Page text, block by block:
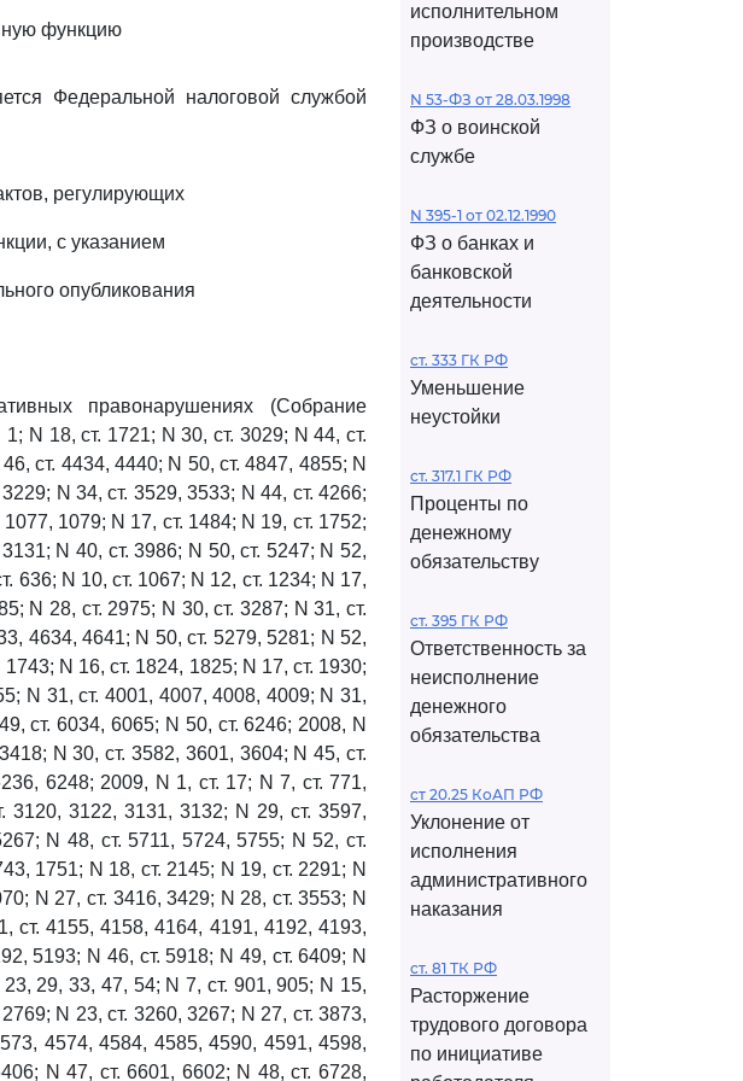
функцию
Федеральной налоговой службой
регулирующих
с указанием
опубликования
правонарушениях (Собрание
N 18, ст. 1721; N 30, ст. 3029; N 44, ст.
ст. 4434, 4440; N 50, ст. 4847, 4855; N
N 34, ст. 3529, 3533; N 44, ст. 4266;
1079; N 17, ст. 1484; N 19, ст. 1752;
N 40, ст. 3986; N 50, ст. 5247; N 52,
636; N 10, ст. 1067; N 12, ст. 1234; N 17,
N 28, ст. 2975; N 30, ст. 3287; N 31, ст.
4634, 4641; N 50, ст. 5279, 5281; N 52,
N 16, ст. 1824, 1825; N 17, ст. 1930;
N 31, ст. 4001, 4007, 4008, 4009; N 31,
ст. 6034, 6065; N 50, ст. 6246; 2008, N
N 30, ст. 3582, 3601, 3604; N 45, ст.
6248; 2009, N 1, ст. 17; N 7, ст. 771,
3120, 3122, 3131, 3132; N 29, ст. 3597,
N 48, ст. 5711, 5724, 5755; N 52, ст.
1751; N 18, ст. 2145; N 19, ст. 2291; N
N 27, ст. 3416, 3429; N 28, ст. 3553; N
ст. 4155, 4158, 4164, 4191, 4192, 4193,
5193; N 46, ст. 5918; N 49, ст. 6409; N
29, 33, 47, 54; N 7, ст. 901, 905; N 15,
N 23, ст. 3260, 3267; N 27, ст. 3873,
4574, 4584, 4585, 4590, 4591, 4598,
N 47, ст. 6601, 6602; N 48, ст. 6728,
исполнительном
производстве
N 53-ФЗ от 28.03.1998
ФЗ о воинской
службе
N 395-1 от 02.12.1990
ФЗ о банках и
банковской
деятельности
ст. 333 ГК РФ
Уменьшение
неустойки
ст. 317.1 ГК РФ
Проценты по
денежному
обязательству
ст. 395 ГК РФ
Ответственность за
неисполнение
денежного
обязательства
ст 20.25 КоАП РФ
Уклонение от
исполнения
административного
наказания
ст. 81 ТК РФ
Расторжение
трудового договора
по инициативе